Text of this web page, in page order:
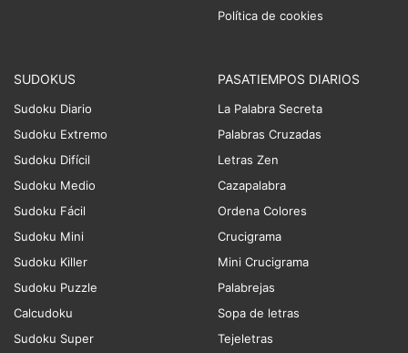
Política de cookies
SUDOKUS
Sudoku Diario
Sudoku Extremo
Sudoku Difícil
Sudoku Medio
Sudoku Fácil
Sudoku Mini
Sudoku Killer
Sudoku Puzzle
Calcudoku
Sudoku Super
PASATIEMPOS DIARIOS
La Palabra Secreta
Palabras Cruzadas
Letras Zen
Cazapalabra
Ordena Colores
Crucigrama
Mini Crucigrama
Palabrejas
Sopa de letras
Tejeletras